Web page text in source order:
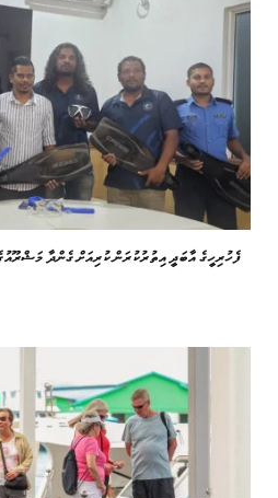
ފެހުރިހީގެ އާބަދީ އިތުރުކުރަން ކުރިއަށް ގެންދާ